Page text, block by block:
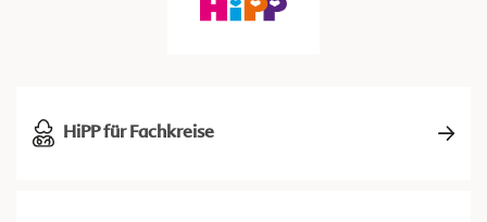
HiPP für Fachkreise